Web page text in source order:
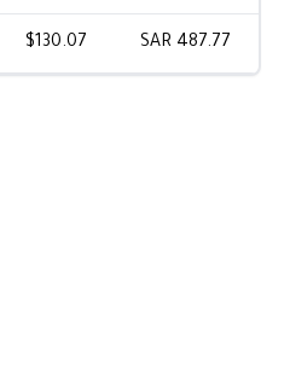
$130.07 SAR 487.77